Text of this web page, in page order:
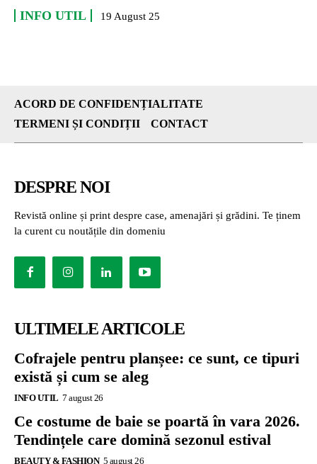
INFO UTIL 19 August 25
ACORD DE CONFIDENȚIALITATE
TERMENI ȘI CONDIȚII
CONTACT
DESPRE NOI
Revistă online și print despre case, amenajări și grădini. Te ținem
la curent cu noutățile din domeniu
ULTIMELE ARTICOLE
Cofrajele pentru planșee: ce sunt, ce tipuri
există și cum se aleg
INFO UTIL 7 august 26
Ce costume de baie se poartă în vara 2026.
Tendințele care domină sezonul estival
BEAUTY & FASHION 5 august 26